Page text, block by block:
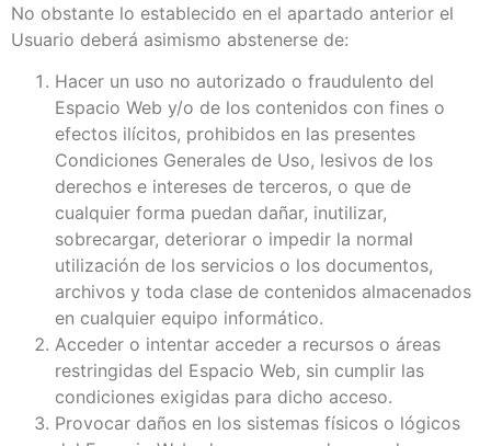
No obstante lo establecido en el apartado anterior el
Usuario deberá asimismo abstenerse de:
Hacer un uso no autorizado o fraudulento del
Espacio Web y/o de los contenidos con fines o
efectos ilícitos, prohibidos en las presentes
Condiciones Generales de Uso, lesivos de los
derechos e intereses de terceros, o que de
cualquier forma puedan dañar, inutilizar,
sobrecargar, deteriorar o impedir la normal
utilización de los servicios o los documentos,
archivos y toda clase de contenidos almacenados
en cualquier equipo informático.
Acceder o intentar acceder a recursos o áreas
restringidas del Espacio Web, sin cumplir las
condiciones exigidas para dicho acceso.
Provocar daños en los sistemas físicos o lógicos